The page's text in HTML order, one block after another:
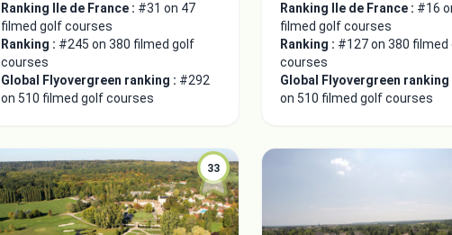
Ranking Ile de France : #31 on 47
filmed golf courses
Ranking : #245 on 380 filmed golf
courses
Global Flyovergreen ranking : #292
on 510 filmed golf courses
Ranking Ile de France : #16
filmed golf courses
Ranking : #127 on 380 filmed
courses
Global Flyovergreen
on 510 filmed golf courses
33